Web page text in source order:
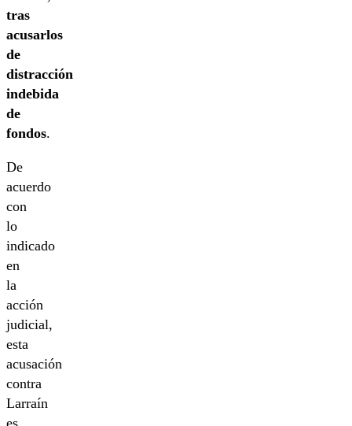
tras
acusarlos
de
distracción
indebida
de
fondos.
De
acuerdo
con
lo
indicado
en
la
acción
judicial,
esta
acusación
contra
Larraín
es